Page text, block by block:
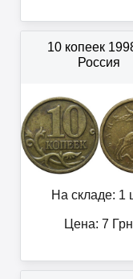
10 копеек
Россия
На складе: 1
Цена: 7 Грн